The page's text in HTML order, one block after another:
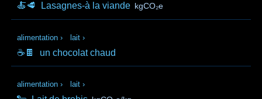
🍝🥩 Lasagnes-à la viande kgCO₂e
alimentation › lait ›
☕🍫 un chocolat chaud
alimentation › lait ›